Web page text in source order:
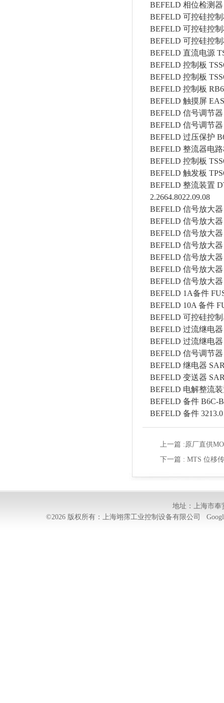
BEFELD 相位检测器
BEFELD 可控硅控
BEFELD 可控硅控
BEFELD 可控硅控
BEFELD 直流电源
BEFELD 控制板
BEFELD 控制板
BEFELD 控制板
BEFELD 触摸屏
BEFELD 信号调节器
BEFELD 信号调节器
BEFELD 过压保护
BEFELD 整流器电
BEFELD 控制板
BEFELD 触发板
BEFELD 整流装置
2.2664.8022.09.08
BEFELD 信号放大器
BEFELD 信号放大器
BEFELD 信号放大器
BEFELD 信号放大器
BEFELD 信号放大器
BEFELD 信号放大器
BEFELD 信号放大器
BEFELD 1A备件
BEFELD 10A 备件
BEFELD 可控硅控
BEFELD 过流继电器
BEFELD 过流继电器
BEFELD 信号调节器
BEFELD 继电器
BEFELD 变送器
BEFELD 电解整流
BEFELD 备件 B6C-
BEFELD 备件
上一篇 :原厂直供
下一篇 : MTS 位移
地址：上海市奉
©2026 版权所有：上海翊霈工业控制设备有限公司